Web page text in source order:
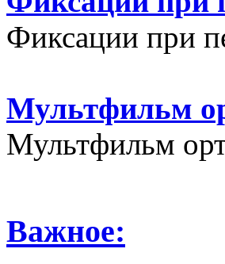
Фиксации при
Мультфильм
Мультфильм
Важное: